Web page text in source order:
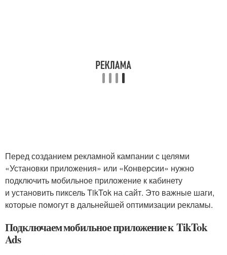
Перед созданием рекламной кампании с целями
«Установки приложения» или «Конверсии» нужно
подключить мобильное приложение к кабинету
и установить пиксель TikTok на сайт. Это важные шаги,
которые помогут в дальнейшей оптимизации рекламы.
Подключаем мобильное приложение к TikTok
Ads